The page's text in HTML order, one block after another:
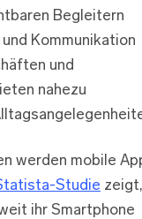
Begleitern
Kommunikation
und
nahezu
werden mobile
Studie zeigt,
ihr Smartphone